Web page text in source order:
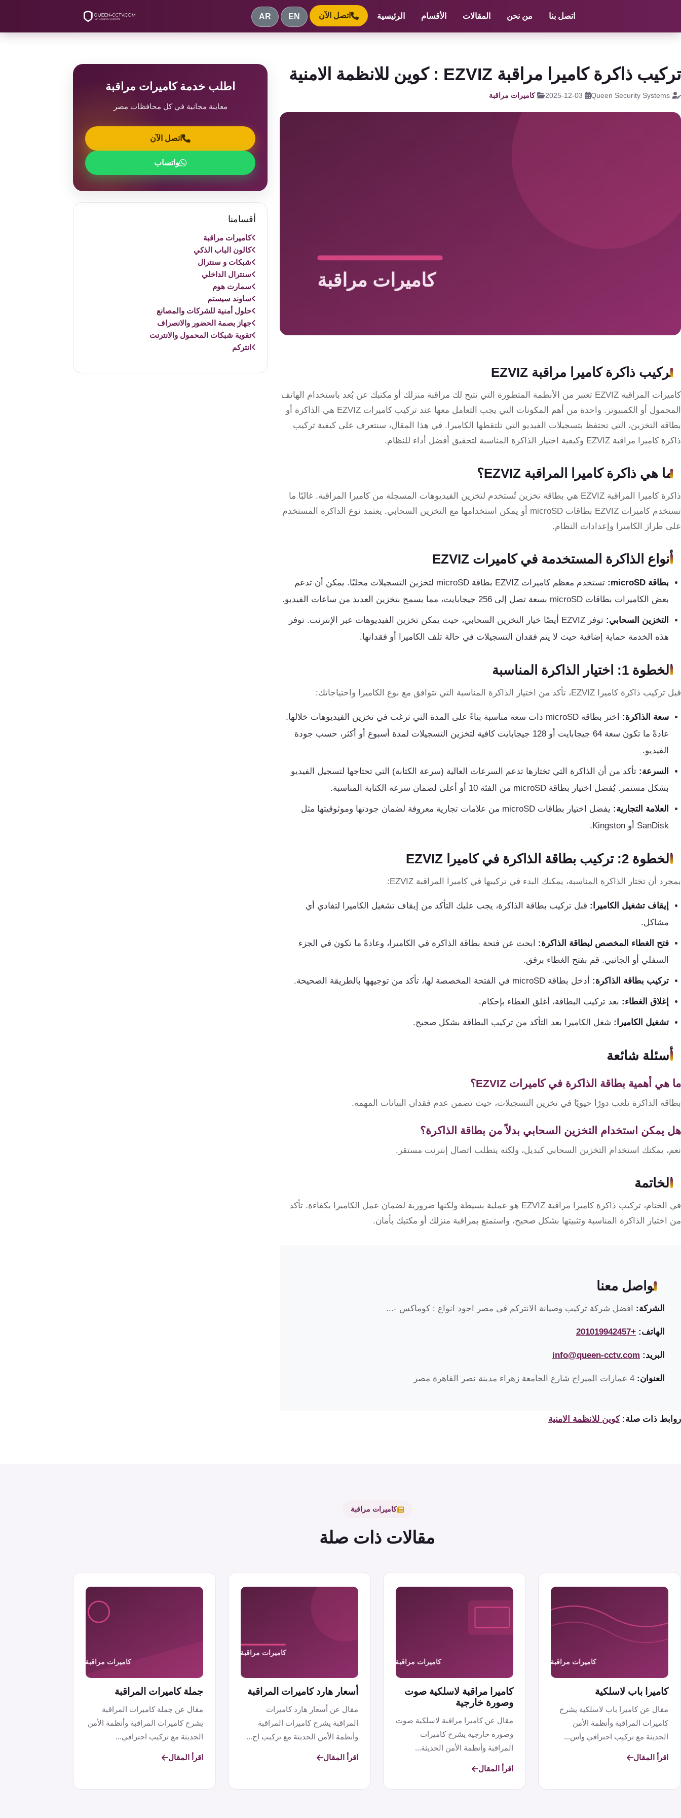
اتصل بنا من نحن المقالات الأقسام الرئيسية اتصل الآن EN
AR افضل كاميرات المراقبة المنزلية
تركيب ذاكرة كاميرا مراقبة EZVIZ : كوين للانظمة الامنية
كاميرات مراقبة
تركيب ذاكرة كاميرا مراقبة EZVIZ
كاميرات المراقبة EZVIZ تعتبر من الأنظمة المتطورة التي تتيح لك مراقبة منزلك أو مكتبك عن بُعد باستخدام الهاتف
المحمول أو الكمبيوتر. واحدة من أهم المكونات التي يجب التعامل معها عند تركيب كاميرات EZVIZ هي الذاكرة أو
بطاقة التخزين، التي تحتفظ بتسجيلات الفيديو التي تلتقطها الكاميرا. في هذا المقال، سنتعرف على كيفية تركيب
ذاكرة كاميرا مراقبة EZVIZ وكيفية اختيار الذاكرة المناسبة لتحقيق أفضل أداء للنظام.
ما هي ذاكرة كاميرا المراقبة EZVIZ؟
ذاكرة كاميرا المراقبة EZVIZ هي بطاقة تخزين تُستخدم لتخزين الفيديوهات المسجلة من كاميرا المراقبة. غالبًا ما
تستخدم كاميرات EZVIZ بطاقات microSD أو يمكن استخدامها مع التخزين السحابي. يعتمد نوع الذاكرة المستخدم
على طراز الكاميرا وإعدادات النظام.
أنواع الذاكرة المستخدمة في كاميرات EZVIZ
بطاقة microSD:
تستخدم معظم كاميرات EZVIZ بطاقة microSD لتخزين التسجيلات محليًا. يمكن أن تدعم
بعض الكاميرات بطاقات microSD بسعة تصل إلى 256 جيجابايت، مما يسمح بتخزين العديد من ساعات الفيديو.
التخزين السحابي:
توفر EZVIZ أيضًا خيار التخزين السحابي، حيث يمكن تخزين الفيديوهات عبر الإنترنت. توفر
هذه الخدمة حماية إضافية حيث لا يتم فقدان التسجيلات في حالة تلف الكاميرا أو فقدانها.
الخطوة 1: اختيار الذاكرة المناسبة
قبل تركيب ذاكرة كاميرا EZVIZ، تأكد من اختيار الذاكرة المناسبة التي تتوافق مع نوع الكاميرا واحتياجاتك:
سعة الذاكرة:
اختر بطاقة microSD ذات سعة مناسبة بناءً على المدة التي ترغب في تخزين الفيديوهات خلالها.
عادةً ما تكون سعة 64 جيجابايت أو 128 جيجابايت كافية لتخزين التسجيلات لمدة أسبوع أو أكثر، حسب جودة
الفيديو.
السرعة: تأكد من أن الذاكرة التي تختارها تدعم السرعات العالية (سرعة الكتابة) التي تحتاجها لتسجيل الفيديو
بشكل مستمر. يُفضل اختيار بطاقة microSD من الفئة 10 أو أعلى لضمان سرعة الكتابة المناسبة.
العلامة التجارية:
يفضل اختيار بطاقات microSD من علامات تجارية معروفة لضمان جودتها وموثوقيتها مثل
SanDisk أو Kingston.
الخطوة 2: تركيب بطاقة الذاكرة في كاميرا EZVIZ
بمجرد أن تختار الذاكرة المناسبة، يمكنك البدء في تركيبها في كاميرا المراقبة EZVIZ:
إيقاف تشغيل الكاميرا: قبل تركيب بطاقة الذاكرة، يجب عليك التأكد من إيقاف تشغيل الكاميرا لتفادي أي
مشاكل.
فتح الغطاء المخصص لبطاقة الذاكرة: ابحث عن فتحة بطاقة الذاكرة في الكاميرا، وعادةً ما تكون في الجزء
السفلي أو الجانبي. قم بفتح الغطاء برفق.
تركيب بطاقة الذاكرة: أدخل بطاقة microSD في الفتحة المخصصة لها، تأكد من توجيهها بالطريقة الصحيحة.
إغلاق الغطاء: بعد تركيب البطاقة، أغلق الغطاء بإحكام.
تشغيل الكاميرا: شغل الكاميرا بعد التأكد من تركيب البطاقة بشكل صحيح.
أسئلة شائعة
ما هي أهمية بطاقة الذاكرة في كاميرات EZVIZ؟
بطاقة الذاكرة تلعب دورًا حيويًا في تخزين التسجيلات، حيث تضمن عدم فقدان البيانات المهمة.
هل يمكن استخدام التخزين السحابي بدلاً من بطاقة الذاكرة؟
نعم، يمكنك استخدام التخزين السحابي كبديل، ولكنه يتطلب اتصال إنترنت مستقر.
الخاتمة
في الختام، تركيب ذاكرة كاميرا مراقبة EZVIZ هو عملية بسيطة ولكنها ضرورية لضمان عمل الكاميرا بكفاءة. تأكد
من اختيار الذاكرة المناسبة وتثبيتها بشكل صحيح، واستمتع بمراقبة منزلك أو مكتبك بأمان.
تواصل معنا
الشركة: افضل شركة تركيب وصيانة الانتركم فى مصر اجود انواع : كوماكس -...
الهاتف: +201019942457
البريد: info@queen-cctv.com
العنوان:
روابط ذات صلة: كوين للانظمة الامنية
اطلب خدمة كاميرات مراقبة
معاينة مجانية في كل محافظات مصر
اتصل الآن
واتساب
أقسامنا
كاميرات مراقبة
كالون الباب الذكي
شبكات و سنترال
سنترال الداخلي
سمارت هوم
ساوند سيستم
حلول أمنية للشركات والمصانع
جهاز بصمة الحضور والانصراف
تقوية شبكات المحمول والانترنت
انتركم
كاميرات مراقبة
مقالات ذات صلة
كاميرا باب لاسلكية
مقال عن كاميرا باب لاسلكية يشرح
كاميرات المراقبة وأنظمة الأمن
الحديثة مع تركيب احترافي وأس...
اقرأ المقال
كاميرا مراقبة لاسلكية صوت
وصورة خارجية
مقال عن كاميرا مراقبة لاسلكية صوت
وصورة خارجية يشرح كاميرات
المراقبة وأنظمة الأمن الحديثة...
اقرأ المقال
أسعار هارد كاميرات المراقبة
مقال عن أسعار هارد كاميرات
المراقبة يشرح كاميرات المراقبة
وأنظمة الأمن الحديثة مع تركيب اح...
اقرأ المقال
جملة كاميرات المراقبة
مقال عن جملة كاميرات المراقبة
يشرح كاميرات المراقبة وأنظمة الأمن
الحديثة مع تركيب احترافي...
اقرأ المقال
كالون
الباب
الذكي
أمنية
بصمة
الحضور
والانصراف
شبكات
والانترنت
انتركم
أنظمة
السرقة
أنظمة
أكسيس
كنترول